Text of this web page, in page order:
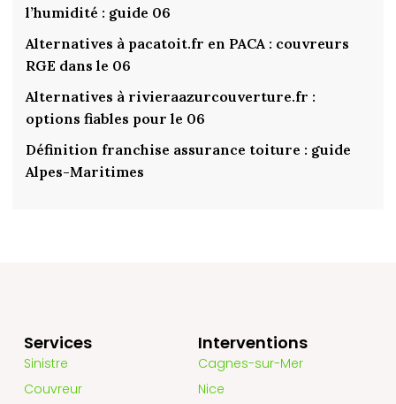
l’humidité : guide 06
Alternatives à pacatoit.fr en PACA : couvreurs
RGE dans le 06
Alternatives à rivieraazurcouverture.fr :
options fiables pour le 06
Définition franchise assurance toiture : guide
Alpes-Maritimes
Services
Sinistre
Couvreur
Interventions
Cagnes-sur-Mer
Nice